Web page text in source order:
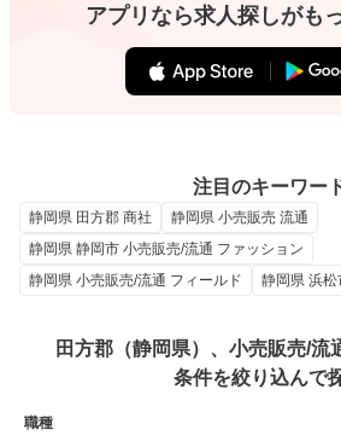
アプリなら求人探しがも
注目のキーワー
静岡県 田方郡 商社
静岡県 小売販売 流通
静岡県 静岡市 小売販売/流通 ファッション
静岡県 小売販売/流通 フィールド
静岡県 浜松
田方郡（静岡県）、小売販売/流
条件を絞り込んで
職種